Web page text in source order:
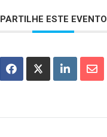
PARTILHE ESTE EVENTO